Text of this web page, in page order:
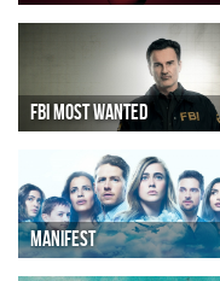
FBI MOST WANTED
MANIFEST